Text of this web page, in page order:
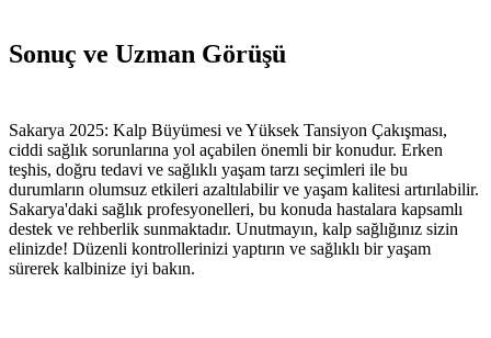
Sonuç ve Uzman Görüşü
Sakarya 2025: Kalp Büyümesi ve Yüksek Tansiyon Çakışması,
ciddi sağlık sorunlarına yol açabilen önemli bir konudur. Erken
teşhis, doğru tedavi ve sağlıklı yaşam tarzı seçimleri ile bu
durumların olumsuz etkileri azaltılabilir ve yaşam kalitesi artırılabilir.
Sakarya'daki sağlık profesyonelleri, bu konuda hastalara kapsamlı
destek ve rehberlik sunmaktadır. Unutmayın, kalp sağlığınız sizin
elinizde! Düzenli kontrollerinizi yaptırın ve sağlıklı bir yaşam
sürerek kalbinize iyi bakın.